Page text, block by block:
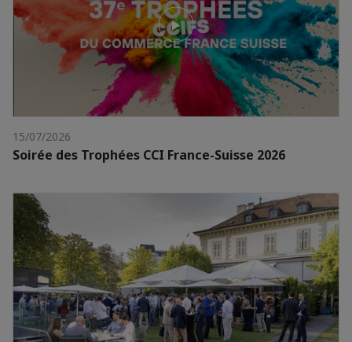
15/07/2026
Soirée des Trophées CCI France-Suisse 2026